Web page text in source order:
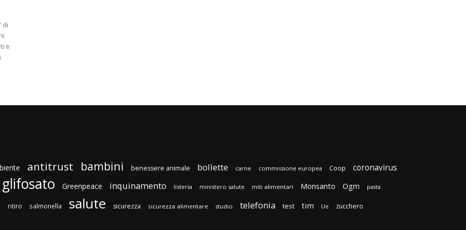
di
e
antitrust bambini benessere animale bollette carne commissione europea Coop coronavirus
glifosato Greenpeace inquinamento listeria ministero salute miti alimentari Monsanto Ogm pasta
ritiro salmonella salute sicurezza sicurezza alimentare studio telefonia test tim Ue zucchero